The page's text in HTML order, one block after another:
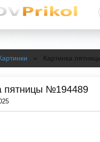
» Картинка
пятницы №194489